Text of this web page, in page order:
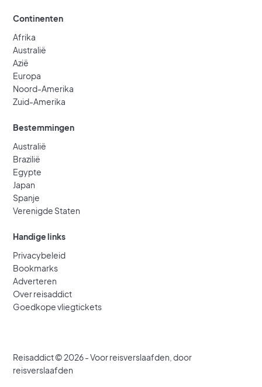
Continenten
Afrika
Australië
Azië
Europa
Noord-Amerika
Zuid-Amerika
Bestemmingen
Australië
Brazilië
Egypte
Japan
Spanje
Verenigde Staten
Handige links
Privacybeleid
Bookmarks
Adverteren
Over reisaddict
Goedkope vliegtickets
Reisaddict © 2026 - Voor reisverslaafden, door
reisverslaafden